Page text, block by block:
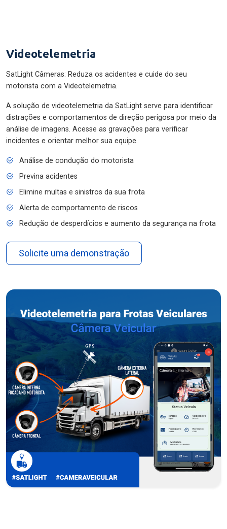
Videotelemetria
SatLight Câmeras: Reduza os acidentes e cuide do seu
motorista com a Videotelemetria.
A solução de videotelemetria da SatLight serve para identificar
distrações e comportamentos de direção perigosa por meio da
análise de imagens. Acesse as gravações para verificar
incidentes e orientar melhor sua equipe.
Análise de condução do motorista
Previna acidentes
Elimine multas e sinistros da sua frota
Alerta de comportamento de riscos
Redução de desperdícios e aumento da segurança na frota
Solicite uma demonstração